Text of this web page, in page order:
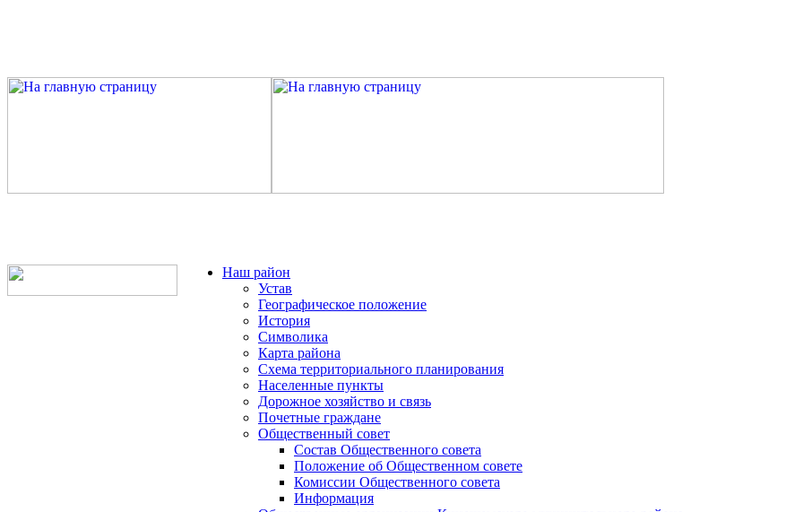
Наш район
Устав
Географическое положение
История
Символика
Карта района
Схема территориального планирования
Населенные пункты
Дорожное хозяйство и связь
Почетные граждане
Общественный совет
Состав Общественного совета
Положение об Общественном совете
Комиссии Общественного совета
Информация